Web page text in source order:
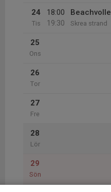
24
Tis
18:00
19:30
Skrea strand
25
Ons
26
Tor
27
Fre
28
Lör
29
Sön